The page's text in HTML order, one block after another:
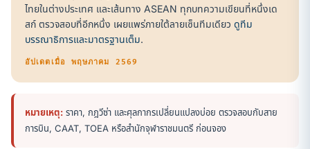
ไทยในต่างประเทศ และเส้นทาง ASEAN ทุกบทความเขียนที่หนึ่งเด
สก์ ตรวจสอบที่อีกหนึ่ง เผยแพร่ภายใต้ลายเซ็นทีมเดียว ดูทีม
บรรณาธิการและมาตรฐานเต็ม.
อัปเดตเมื่อ พฤษภาคม 2569
หมายเหตุ: ราคา, กฎวีซ่า และศุลกากรเปลี่ยนแปลงบ่อย ตรวจสอบกับสาย
การบิน, CAAT, TOEA หรือสำนักจุฬาราชมนตรี ก่อนจอง